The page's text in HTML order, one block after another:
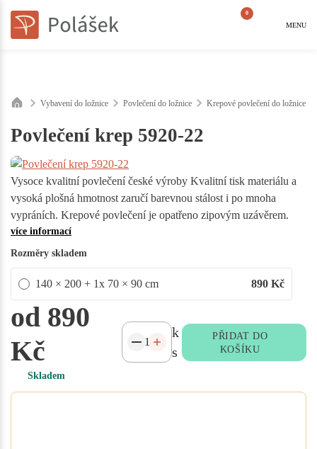
0
MENU
Vybavení do ložnice Povlečení do ložnice Krepové povlečení do ložnice
Povlečení krep 5920-22
Vysoce kvalitní povlečení české výroby Kvalitní tisk materiálu a
vysoká plošná hmotnost zaručí barevnou stálost i po mnoha
vypráních. Krepové povlečení je opatřeno zipovým uzávěrem.
více informací
Rozměry skladem
140 × 200 + 1x 70 × 90 cm 890 Kč
od 890
Kč
Skladem
k
s
PŘIDAT DO
KOŠÍKU